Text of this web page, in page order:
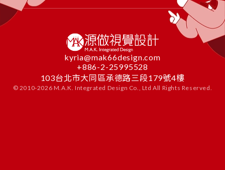
kyria@mak66design.com
+886-2-25995528
103台北市大同區承德路三段179號4樓
© 2010-2026 M.A.K. Integrated Design Co., Ltd All Rights Reserved.